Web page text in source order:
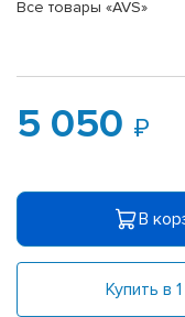
Все товары «AVS»
5 050
В
Купить в